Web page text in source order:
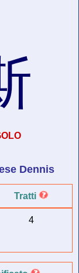
Dennis
Tratti
4